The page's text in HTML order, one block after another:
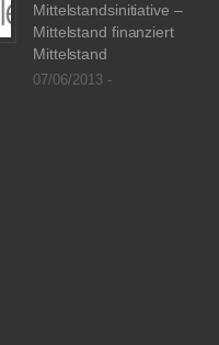
Mittelstandsinitiative –
Mittelstand finanziert
Mittelstand
07/06/2013 -